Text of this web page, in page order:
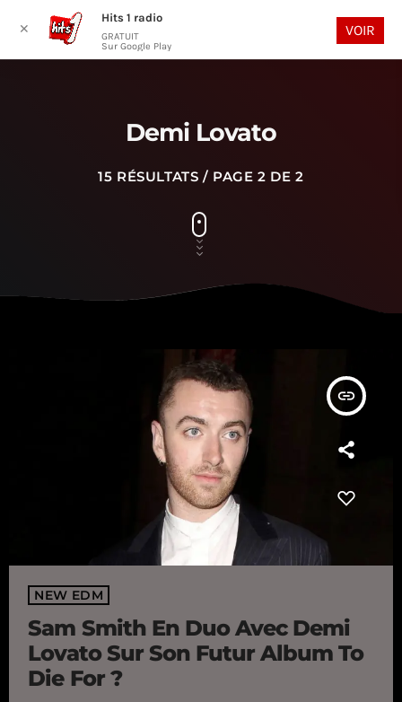
play_arrow
Demi Lovato
15 RÉSULTATS / PAGE 2 DE 2
insert_link
NEW EDM
Sam Smith En Duo Avec Demi
Lovato Sur Son Futur Album To
Die For ?
✕
Hits 1 radio
GRATUIT
Sur Google Play
VOIR